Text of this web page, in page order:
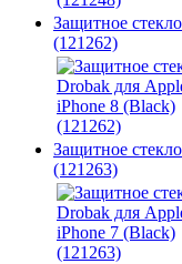
Защитное
(121262)
Защитное
(121263)